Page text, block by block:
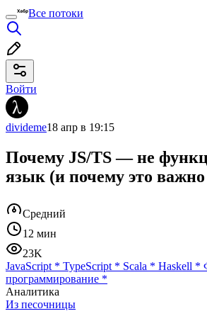
Все потоки
Войти
divideme18 апр в 19:15
Почему JS/TS — не
язык (и почему это
Средний
12 мин
23K
JavaScript * TypeScript * Scala * Haskell *
программирование *
Аналитика
Из песочницы